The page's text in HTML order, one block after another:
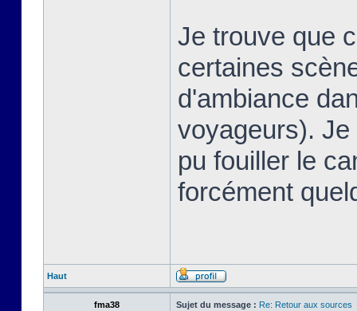
Je trouve que
certaines
d'ambiance
voyageurs).
pu fouiller le
forcément
Haut
fma38 Sujet du message : Re: Retour aux sources